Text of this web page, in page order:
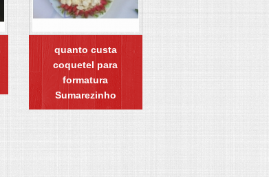
quanto custa
coquetel para
formatura
Sumarezinho